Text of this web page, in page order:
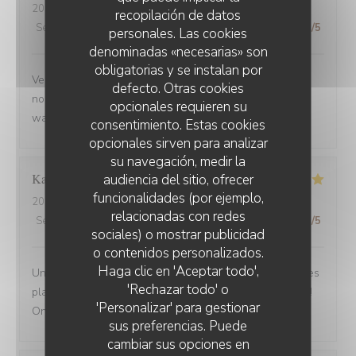
recopilación de datos
personales. Las cookies
denominadas «necesarias» son
obligatorias y se instalan por
defecto. Otras cookies
opcionales requieren su
consentimiento. Estas cookies
opcionales sirven para analizar
su navegación, medir la
audiencia del sitio, ofrecer
funcionalidades (por ejemplo,
relacionadas con redes
sociales) o mostrar publicidad
o contenidos personalizados.
Haga clic en 'Aceptar todo',
'Rechazar todo' o
'Personalizar' para gestionar
sus preferencias. Puede
cambiar sus opciones en
2025-09-02
- 12:30 - Invitados 3
Servicio
Ambiente: 5 /5 Menú: 5/5 Calidad / Precio /5
Venue avec des amis de Belfort.super bien accueillis,
nous avons beaucoup apprécié la carbonade et le
waterzoi de poissons Nous reviendrons
Karine
2025-08-30
- 21:15 - Invitados 4
Servicio
Ambiente: 5/5 Menú:5 /5 Calidad / Precio /5
Une adresse a absolument découvrir ! Une ambiance,des
plats tous délicieux,un personnel attentionné et réactif !!
On reviendra....